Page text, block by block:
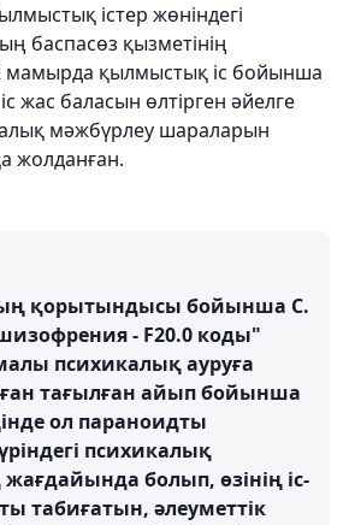
істер жөніндегі
баспасөз қызметінің
мамырда қылмыстық іс бойынша
жас баласын өлтірген әйелге
мәжбүрлеу шараларын
жолданған.
қорытындысы бойынша С.
- F20.0 коды"
психикалық ауруға
тағылған айып бойынша
ол параноидты
психикалық
болып, өзінің іс-
табиғатын, әлеуметтік